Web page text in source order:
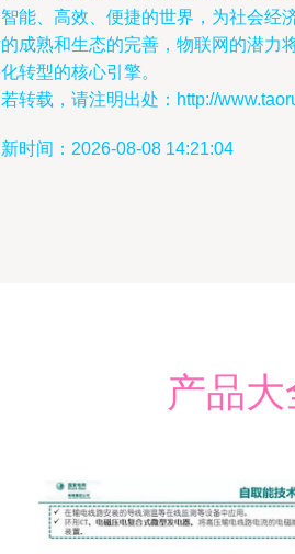
能、高效、便捷的世界，为社会经
成熟和生态的完善，物联网的潜力
转型的核心引擎。
转载，请注明出处：http://
时间：2026-08-08 14:21:04
产品大